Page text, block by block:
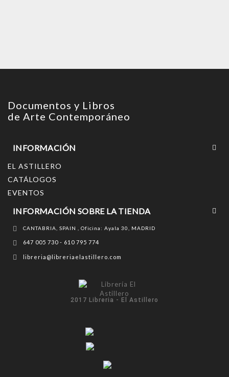
Documentos y Libros
de Arte Contemporáneo
INFORMACIÓN
EL ASTILLERO
CATÁLOGOS
EVENTOS
2017 Libreria - El Astillero
INFORMACIÓN SOBRE LA TIENDA
CANTABRIA, SPAIN , Oficina: Ayala 30, MADRID
647 005 730 - 610 795 774
libreria@libreriaelastillero.com